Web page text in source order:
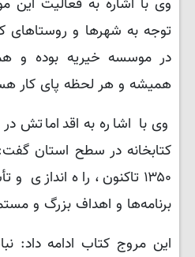
وی با اشاره به فعالیت این
توجه به شهرها و روستاهای
در موسسه خیریه بوده و
همیشه و هر لحظه پای کار
وی با اشاره به اقداماتش
کتابخانه در سطح استان گفت:
۱۳۵۰ تاکنون، راه
برنامه‌ها و اهداف بزرگ و
این مروج کتاب ادامه داد: